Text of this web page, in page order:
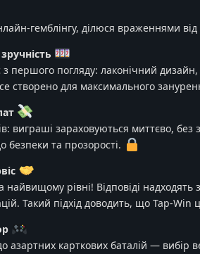
гемблінгу, ділюся враженнями
першого погляду: лаконічний дизайн,
створено для максимального
виграші зараховуються миттєво,
безпеки та прозорості.
рівні! Відповіді
Такий підхід доводить, що Tap-Win
азартних карткових баталій —